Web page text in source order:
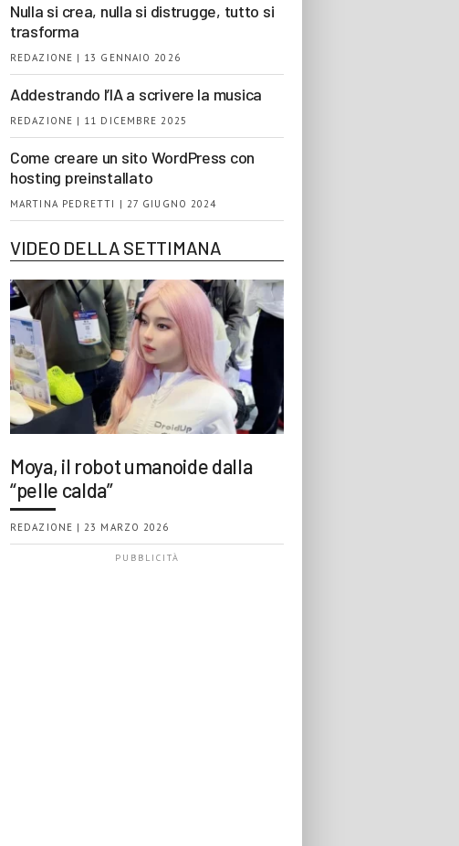
Nulla si crea, nulla si distrugge, tutto si
trasforma
REDAZIONE | 13 GENNAIO 2026
Addestrando l’IA a scrivere la musica
REDAZIONE | 11 DICEMBRE 2025
Come creare un sito WordPress con
hosting preinstallato
MARTINA PEDRETTI | 27 GIUGNO 2024
VIDEO DELLA SETTIMANA
Moya, il robot umanoide dalla
“pelle calda”
REDAZIONE | 23 MARZO 2026